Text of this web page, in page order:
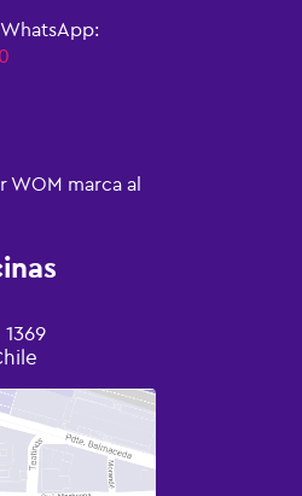
WOM marca al